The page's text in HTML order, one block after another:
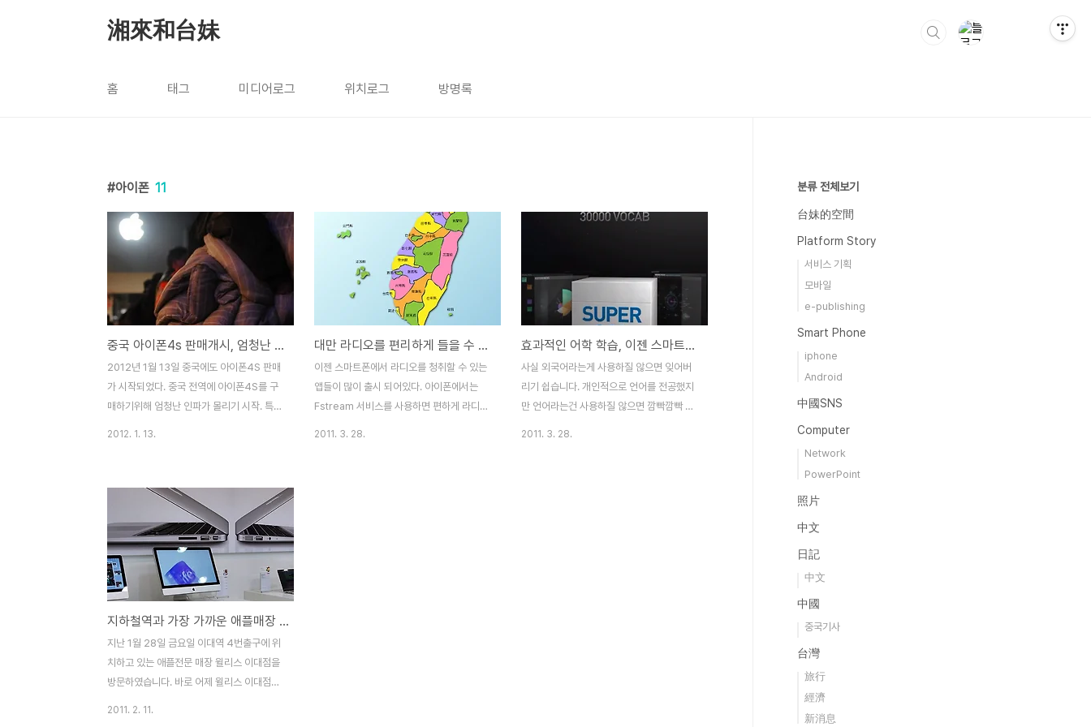
湘來和台妹
홈 태그 미디어로그 위치로그 방명록
아이폰 11
중국 아이폰4s 판매개시, 엄청난 인파 그 현장
2012년 1월 13일 중국에도 아이폰4S 판매
가 시작되었다. 중국 전역에 아이폰4S를 구
매하기위해 엄청난 인파가 몰리기 시작. 특히
고 있는 사람들까지 나타났다. 12일 저녁부
터 13일 오전까지 줄서기 대행은 RMB
100(우리나라돈으로 약 18000원)정도 댓
가를 지불하는것으로 확인된다. 애플은 중국
이동통신사 중에 차이나유니콤(China
Unicom-中國聯通)을 통해서 개통할 수 있
다. 아이폰4S를 32GB의 경우 3년약정으로
무료 제공하며 16GB의 경우 2년약정 조건
으로 무료 공급하고 있다. 아이폰4S 공급 차
이나유니콤 홈페이지 차이..
2012. 1. 13.
대만 라디오를 편리하게 들을 수 있는 앱-Taiwan Radio
이젠 스마트폰에서 라디오를 청취할 수 있는
앱들이 많이 출시 되어있다. 아이폰에서는
Fstream 서비스를 사용하면 편하게 라디오
2011. 3. 28.
효과적인 어학 학습, 이젠 스마트하게 SUPER 0.99
사실 외국어라는게 사용하질 않으면 잊어버
리기 쉽습니다. 개인적으로 언어를 전공했지
만 언어라는건 사용하질 않으면 깜빡깜빡 기
2011. 3. 28.
지하철역과 가장 가까운 애플매장 윌리스-Willy's
지난 1월 28일 금요일 이대역 4번출구에 위
치하고 있는 애플전문 매장 윌리스 이대점을
방문하였습니다. 바로 어제 윌리스 이대점이
2011. 2. 11.
분류 전체보기
台妹的空間
Platform Story
서비스 기획
모바일
e-publishing
Smart Phone
iphone
Android
中國SNS
Computer
Network
PowerPoint
照片
中文
日記
中文
中國
중국기사
台灣
旅行
經濟
新消息